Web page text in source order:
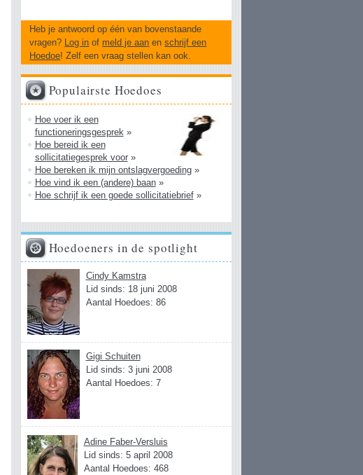
Heb je antwoord op één van bovenstaande
vragen?
Log in of meld je aan enschrijf een
Hoedoe! Zelf een vraag stellen kan ook.
Populairste Hoedoes
Hoe voer ik een
functioneringsgesprek »
Hoe bereid ik een
sollicitatiegesprek voor»
Hoe bereken ik mijn ontslagvergoeding»
Hoe vind ik een (andere) baan»
Hoe schrijf ik een goede sollicitatiebrief»
Hoedoeners in de spotlight
Cindy Kamstra
Lid sinds: 18 juni 2008
Aantal Hoedoes: 86
Gigi Schuiten
Lid sinds: 3 juni 2008
Aantal Hoedoes: 7
Adine Faber-Versluis
Lid sinds: 5 april 2008
Aantal Hoedoes: 468